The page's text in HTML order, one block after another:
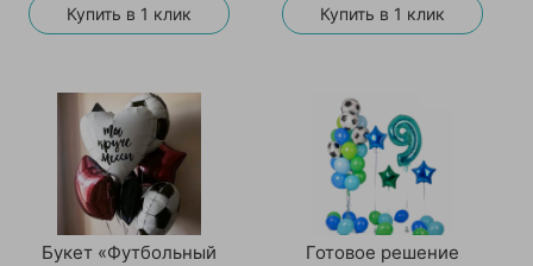
Купить в 1 клик Купить в 1 клик
Букет «Футбольный
Готовое решение